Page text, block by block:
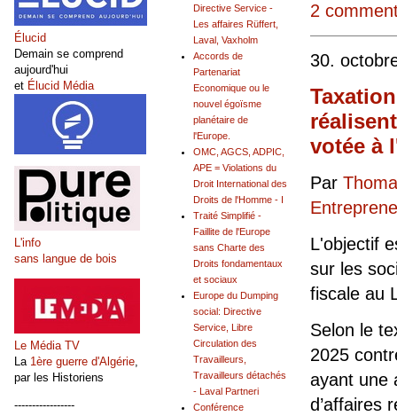
2
30.
votée à
Par
L'objectif
sur les
fiscale au
Selon le
2025
ayant une
d’affaires
Directive Service -
Les affaires Rüffert,
Laval, Vaxholm
Accords de
Partenariat
Economique ou le
nouvel égoïsme
planétaire de
l'Europe.
OMC, AGCS, ADPIC,
APE = Violations du
Droit International des
Droits de l'Homme - I
Traité Simplifié -
Faillite de l'Europe
sans Charte des
Droits fondamentaux
et sociaux
Europe du Dumping
social: Directive
Service, Libre
Circulation des
Travailleurs,
Travailleurs détachés
- Laval Partneri
Conférence
Élucid
Demain se comprend
aujourd'hui
et Élucid Média
L'info
sans langue de bois
Le Média TV
La 1ère guerre d'Algérie
par les Historiens
-----------------